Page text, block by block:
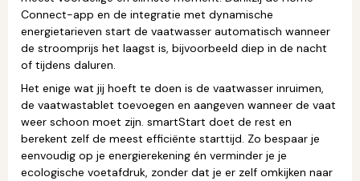
Connect-app en de integratie met dynamische
energietarieven start de vaatwasser automatisch wanneer
de stroomprijs het laagst is, bijvoorbeeld diep in de nacht
of tijdens daluren.
Het enige wat jij hoeft te doen is de vaatwasser inruimen,
de vaatwastablet toevoegen en aangeven wanneer de vaat
weer schoon moet zijn. smartStart doet de rest en
berekent zelf de meest efficiënte starttijd. Zo bespaar je
eenvoudig op je energierekening én verminder je je
ecologische voetafdruk, zonder dat je er zelf omkijken naar